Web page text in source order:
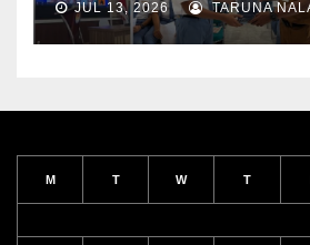
Menjalani Tahun
JUL 13, 2026 TARUNA
M T W T